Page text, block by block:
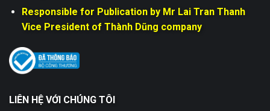
Responsible for Publication by Mr Lai Tran Thanh
Vice President of Thành Dũng company
LIÊN HỆ VỚI CHÚNG TÔI